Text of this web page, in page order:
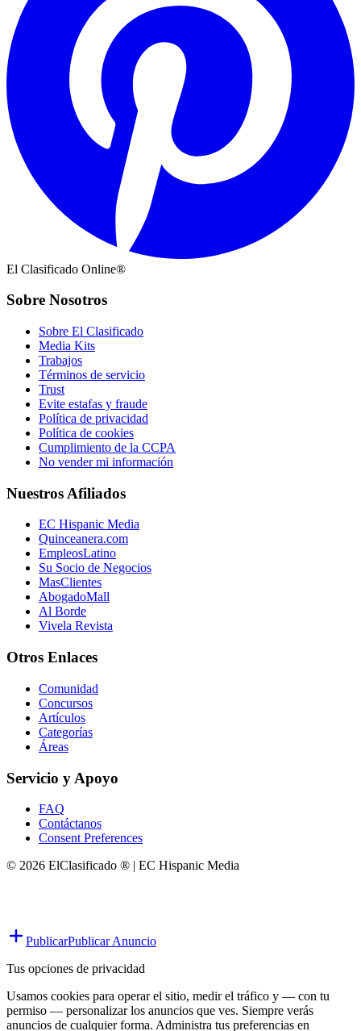
El Clasificado Online®
Sobre Nosotros
Sobre El Clasificado
Media Kits
Trabajos
Términos de servicio
Trust
Evite estafas y fraude
Política de privacidad
Política de cookies
Cumplimiento de la CCPA
No vender mi información
Nuestros Afiliados
EC Hispanic Media
Quinceanera.com
EmpleosLatino
Su Socio de Negocios
MasClientes
AbogadoMall
Al Borde
Vivela Revista
Otros Enlaces
Comunidad
Concursos
Artículos
Categorías
Áreas
Servicio y Apoyo
FAQ
Contáctanos
Consent Preferences
© 2026 ElClasificado ® | EC Hispanic Media
PublicarPublicar Anuncio
Tus opciones de privacidad
Usamos cookies para operar el sitio, medir el tráfico y — con tu
permiso — personalizar los anuncios que ves. Siempre verás
anuncios de cualquier forma. Administra tus preferencias en